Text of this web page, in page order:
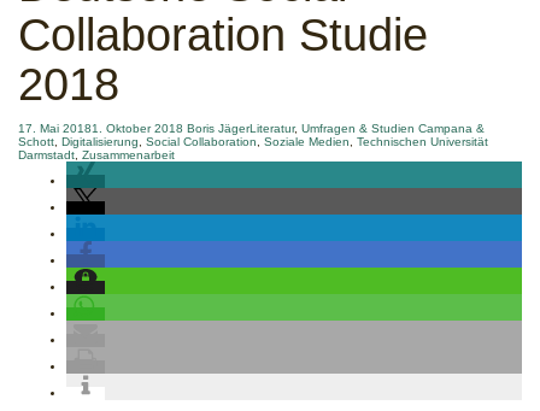
Collaboration Studie
2018
17. Mai 20181. Oktober 2018 Boris JägerLiteratur, Umfragen & Studien Campana &
Schott Digitalisierung Social Collaboration Soziale Medien
Technischen Universität
Darmstadt Zusammenarbeit